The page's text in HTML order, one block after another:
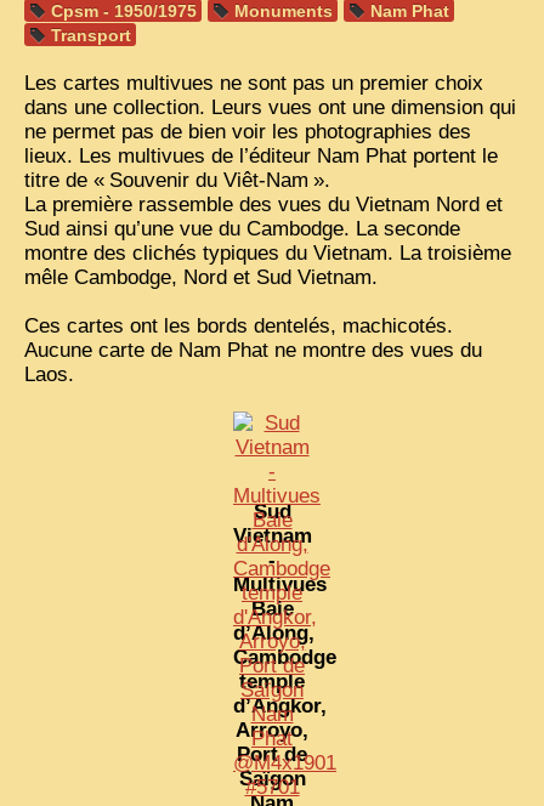
1908, RÉVOLTE
COCHINCHINE
LES ETHNIES
LAOS
CAMBODGE
REMARQUABLES
VIETNAM 1950
ALBUMS DE FAMILLE
ARMÉE, JUSTICE, EDUCATION, RELIGION...
MÉTIERS, FÊTES, TRANSPORTS
TRADITIONS ET MODERNITÉ
Cpsm - 1950/1975
Monuments
Nam Phat
Transport
Les cartes multivues ne sont pas un premier choix
dans une collection. Leurs vues ont une dimension qui
ne permet pas de bien voir les photographies des
lieux. Les multivues de l’éditeur Nam Phat portent le
titre de « Souvenir du Viêt-Nam ».
La première rassemble des vues du Vietnam Nord et
Sud ainsi qu’une vue du Cambodge. La seconde
montre des clichés typiques du Vietnam. La troisième
mêle Cambodge, Nord et Sud Vietnam.
Ces cartes ont les bords dentelés, machicotés.
Aucune carte de Nam Phat ne montre des vues du
Laos.
Sud
Vietnam
-
Multivues
Baie
d’Along,
Cambodge
temple
d’Angkor,
Arroyo,
Port de
Saïgon